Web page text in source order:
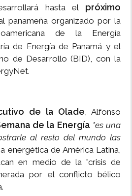
hasta el próximo
panameña organizado por la
de la Energía
de Energía de Panamá y el
de Desarrollo (BID), con la
de la Olade, Alfonso
de la Energía "es una
al resto del mundo las
energética de América Latina,
en medio de la "crisis de
por el conflicto bélico